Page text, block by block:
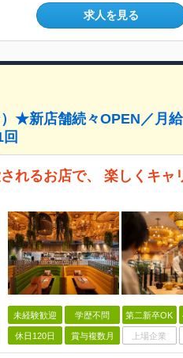
求人を見る
★新店舗続々OPEN／月
れるお店で、 楽しくキ
未経験歓迎 学歴不問 第二新卒OK
休日120日 賞与複数月 上場企業